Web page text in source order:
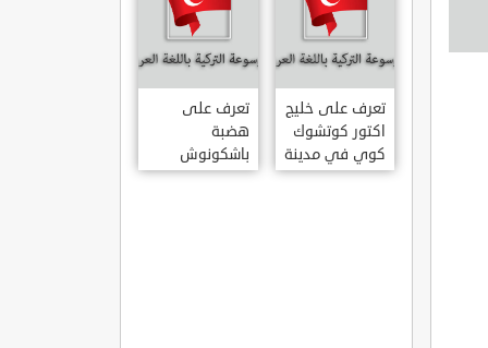
تعرف على خليج
اكتور كوتشوك
كوي في مدينة
داتشا الساحلية
تعرف على
هضبة
باشكونوش
الطبيعية في